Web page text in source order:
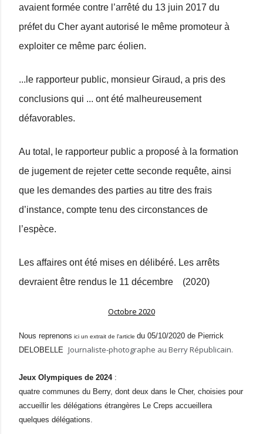
avaient formée contre l’arrêté du 13 juin 2017 du
préfet du Cher ayant autorisé le même promoteur à
exploiter ce même parc éolien.
...le rapporteur public, monsieur Giraud, a pris des
conclusions qui ... ont été malheureusement
défavorables.
Au total, le rapporteur public a proposé à la formation
de jugement de rejeter cette seconde requête, ainsi
que les demandes des parties au titre des frais
d’instance, compte tenu des circonstances de
l’espèce.
Les affaires ont été mises en délibéré. Les arrêts
devraient être rendus le 11 décembre (2020)
Octobre 2020
Nous reprenons ici un extrait de l'article du 05/10/2020 de Pierrick
DELOBELLE Journaliste-photographe au Berry Républicain.
Jeux Olympiques de 2024 :
quatre communes du Berry, dont deux dans le Cher, choisies pour
accueillir les délégations étrangères Le Creps accueillera
quelques délégations.